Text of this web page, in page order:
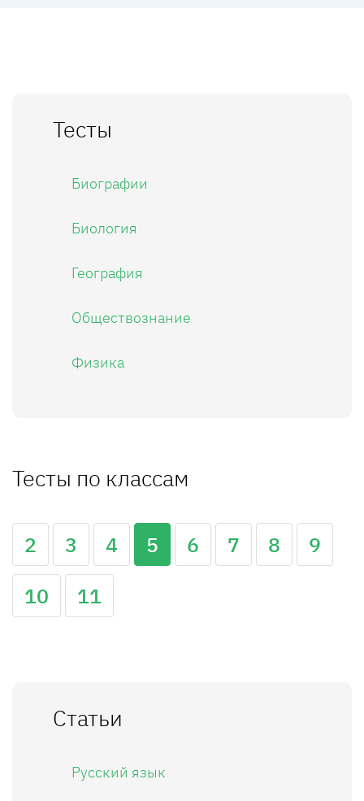
Тесты
Биографии
Биология
География
Обществознание
Физика
Тесты по классам
2 3 4 5 6 7 8
9
10
11
Статьи
Русский язык